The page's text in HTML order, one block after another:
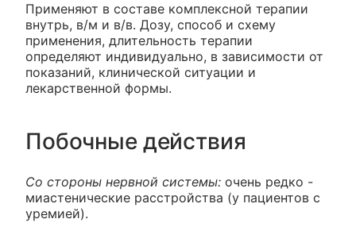
Применяют в составе комплексной терапии
внутрь, в/м и в/в. Дозу, способ и схему
применения, длительность терапии
определяют индивидуально, в зависимости от
показаний, клинической ситуации и
лекарственной формы.
Побочные действия
Со стороны нервной системы: очень редко -
миастенические расстройства (у пациентов с
уремией).